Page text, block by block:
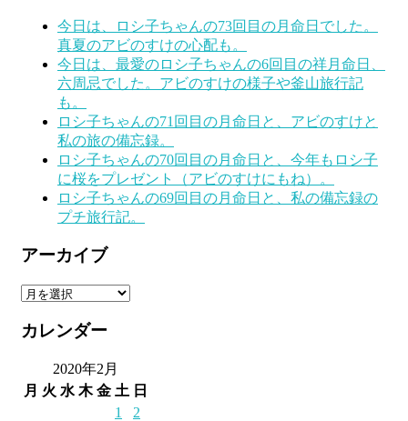
今日は、ロシ子ちゃんの73回目の月命日でした。
真夏のアビのすけの心配も。
今日は、最愛のロシ子ちゃんの6回目の祥月命日、
六周忌でした。アビのすけの様子や釜山旅行記
も。
ロシ子ちゃんの71回目の月命日と、アビのすけと
私の旅の備忘録。
ロシ子ちゃんの70回目の月命日と、今年もロシ子
に桜をプレゼント（アビのすけにもね）。
ロシ子ちゃんの69回目の月命日と、私の備忘録の
プチ旅行記。
アーカイブ
ア
カ
カレンダー
2020年2月
月 火 水 木 金 土 日
1
2